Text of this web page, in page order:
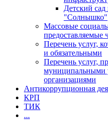
Детский
"Солнышко"
Массовые
предоставляемые
Перечень услуг,
и обязательными
Перечень услуг,
муниципальными
организациями
Антикоррупционная
КРП
ТИК
...